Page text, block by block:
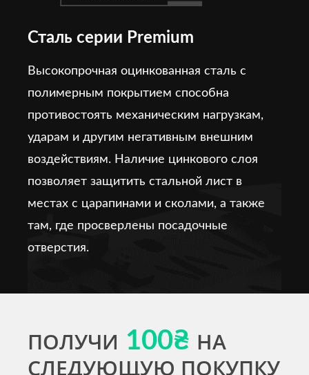
Сталь серии Premium
Высокопрочная оцинкованная сталь с
полимерным покрытием способна
противостоять механическим нагрузкам,
ударам и другим негативным внешним
воздействиям. Наличие цинкового слоя
позволяет защитить стальной лист в
местах с царапинами и сколами, а также
там, где просверлены посадочные
отверстия.
ПОЛУЧИ 100₴ НА
СЛЕДУЮЩУЮ ПОКУПКУ